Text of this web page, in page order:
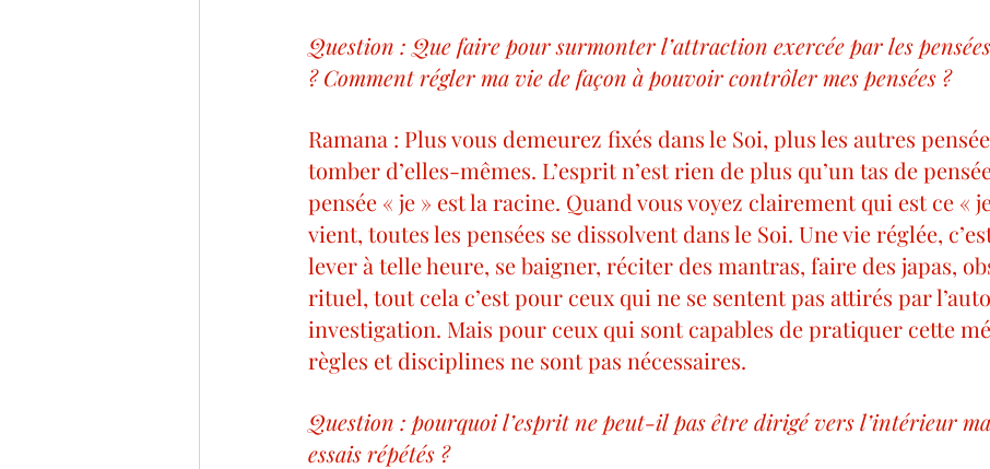
Question : Que faire pour surmonter l’attraction exercée par les
? Comment régler ma vie de façon à pouvoir contrôler mes pensées ?
Ramana : Plus vous demeurez fixés dans le Soi, plus les autres
tomber d’elles-mêmes. L’esprit n’est rien de plus qu’un tas de
pensée « je » est la racine. Quand vous voyez clairement qui est ce «
vient, toutes les pensées se dissolvent dans le Soi. Une vie réglée,
lever à telle heure, se baigner, réciter des mantras, faire des japas,
rituel, tout cela c’est pour ceux qui ne se sentent pas attirés par
investigation. Mais pour ceux qui sont capables de pratiquer cette
règles et disciplines ne sont pas nécessaires.
Question : pourquoi l’esprit ne peut-il pas être dirigé vers l’intérieur
essais répétés ?